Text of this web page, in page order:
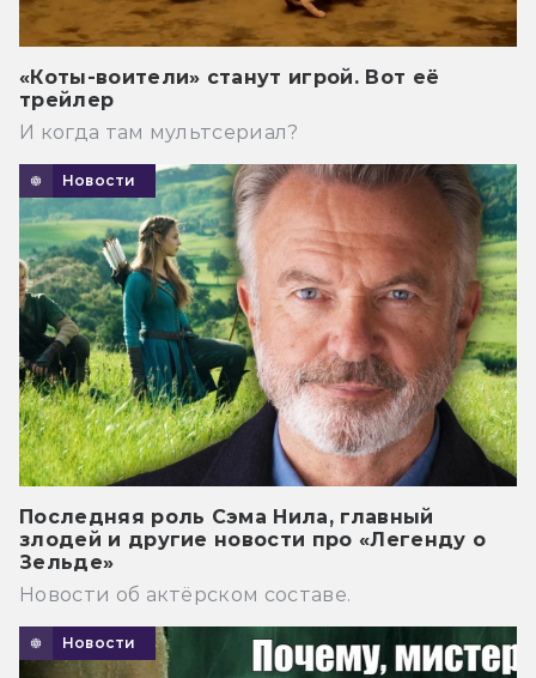
«Коты-воители» станут игрой. Вот её
трейлер
И когда там мультсериал?
Новости
Последняя роль Сэма Нила, главный
злодей и другие новости про «Легенду о
Зельде»
Новости об актёрском составе.
Новости